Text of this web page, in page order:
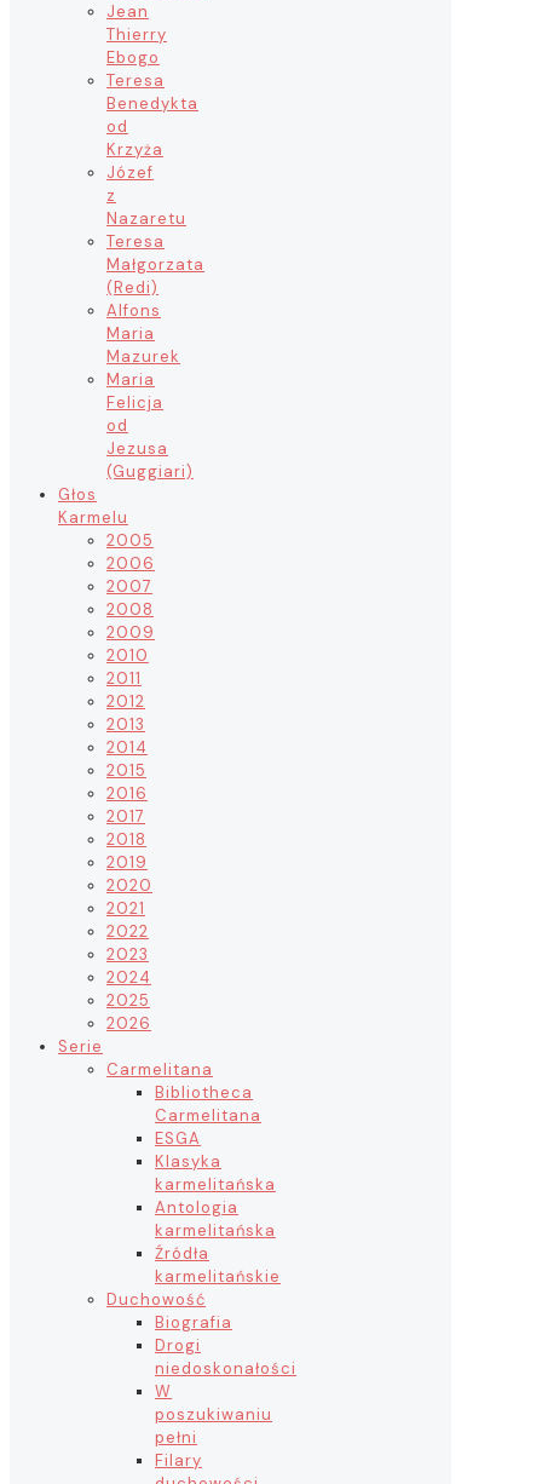
Jean
Thierry
Ebogo
Teresa
Benedykta
od
Krzyża
Józef
z
Nazaretu
Teresa
Małgorzata
(Redi)
Alfons
Maria
Mazurek
Maria
Felicja
od
Jezusa
(Guggiari)
Głos
Karmelu
2005
2006
2007
2008
2009
2010
2011
2012
2013
2014
2015
2016
2017
2018
2019
2020
2021
2022
2023
2024
2025
2026
Serie
Carmelitana
Bibliotheca
Carmelitana
ESGA
Klasyka
karmelitańska
Antologia
karmelitańska
Źródła
karmelitańskie
Duchowość
Biografia
Drogi
niedoskonałości
W
poszukiwaniu
pełni
Filary